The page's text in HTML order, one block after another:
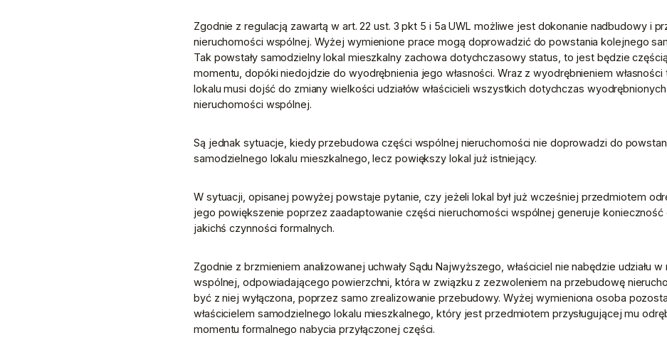
Zgodnie z regulacją zawartą w art. 22 ust. 3 pkt 5 i 5a UWL możliwe jest dokonanie nadbudowy i
nieruchomości wspólnej. Wyżej wymienione prace mogą doprowadzić do powstania kolejnego
Tak powstały samodzielny lokal mieszkalny zachowa dotychczasowy status, to jest będzie
momentu, dopóki niedojdzie do wyodrębnienia jego własności. Wraz z wyodrębnieniem własności
lokalu musi dojść do zmiany wielkości udziałów właścicieli wszystkich dotychczas
nieruchomości wspólnej.
Są jednak sytuacje, kiedy przebudowa części wspólnej nieruchomości nie doprowadzi do
samodzielnego lokalu mieszkalnego, lecz powiększy lokal już istniejący.
W sytuacji, opisanej powyżej powstaje pytanie, czy jeżeli lokal był już wcześniej przedmiotem
jego powiększenie poprzez zaadaptowanie części nieruchomości wspólnej generuje konieczność
jakichś czynności formalnych.
Zgodnie z brzmieniem analizowanej uchwały Sądu Najwyższego, właściciel nie nabędzie udziału w
wspólnej, odpowiadającego powierzchni, która w związku z zezwoleniem na przebudowę
być z niej wyłączona, poprzez samo zrealizowanie przebudowy. Wyżej wymieniona osoba
właścicielem samodzielnego lokalu mieszkalnego, który jest przedmiotem przysługującej mu
momentu formalnego nabycia przyłączonej części.